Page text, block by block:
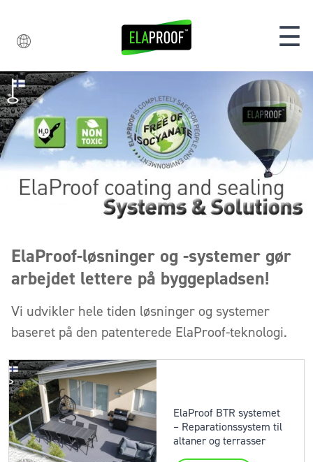
☰
ElaProof-løsninger og -systemer gør
arbejdet lettere på byggepladsen!
Vi udvikler hele tiden løsninger og systemer
baseret på den patenterede ElaProof-teknologi.
ElaProof BTR systemet
– Reparationssystem til
altaner og terrasser